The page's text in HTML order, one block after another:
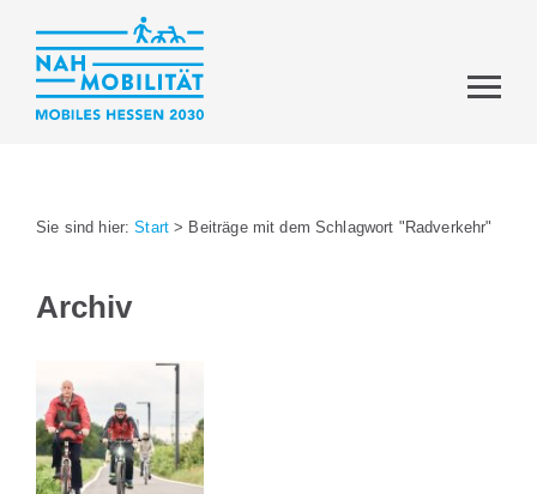
Sie sind hier:Start > Beiträge mit dem Schlagwort "Radverkehr"
Archiv